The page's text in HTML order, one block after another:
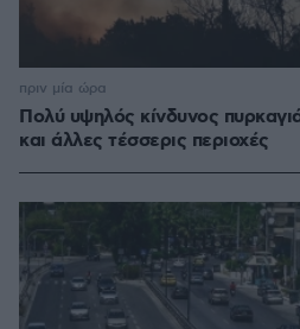
Πολύ υψηλός κίνδυνος
και άλλες τέσσερις περιοχές
πριν μία ώρα